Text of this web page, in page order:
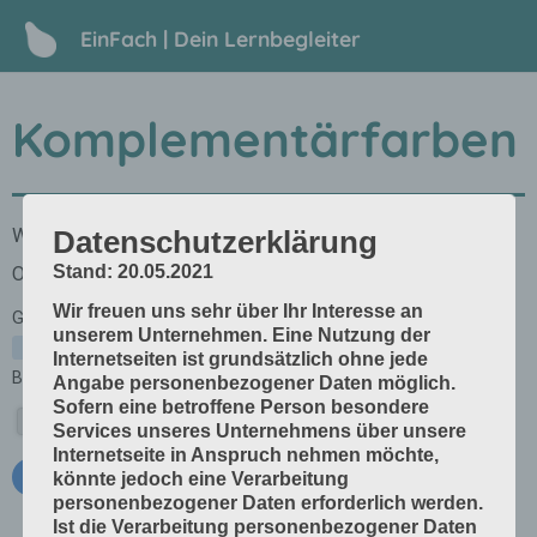
EinFach | Dein Lernbegleiter
Komplementärfarben
Datenschutzerklärung
Stand: 20.05.2021
Wir freuen uns sehr über Ihr Interesse an
unserem Unternehmen. Eine Nutzung der
Internetseiten ist grundsätzlich ohne jede
Angabe personenbezogener Daten möglich.
Sofern eine betroffene Person besondere
Services unseres Unternehmens über unsere
Internetseite in Anspruch nehmen möchte,
könnte jedoch eine Verarbeitung
personenbezogener Daten erforderlich werden.
Ist die Verarbeitung personenbezogener Daten